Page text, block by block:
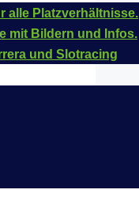
alle Platzverhältnisse.
mit Bildern und Infos.
und Slotracing